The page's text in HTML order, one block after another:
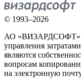
© 1993–2026
АО «ВИЗАРДСОФТ» —
управления
являются
вопросам
на электронную